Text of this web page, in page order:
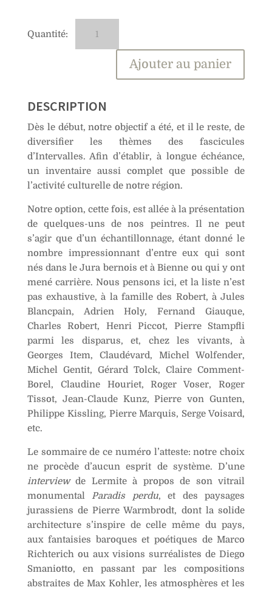
arts
I
Ajouter au panier
e
t
i
v
e
:
DESCRIPTION
Dès le début, notre objectif a été, et il le reste, de
diversifier les thèmes des fascicules
d’Intervalles. Afin d’établir, à longue échéance,
un inventaire aussi complet que possible de
l’activité culturelle de notre région.
Notre option, cette fois, est allée à la présentation
de quelques-uns de nos peintres. Il ne peut
s’agir que d’un échantillonnage, étant donné le
nombre impressionnant d’entre eux qui sont
nés dans le Jura bernois et à Bienne ou qui y ont
mené carrière. Nous pensons ici, et la liste n’est
pas exhaustive, à la famille des Robert, à Jules
Blancpain, Adrien Holy, Fernand Giauque,
Charles Robert, Henri Piccot, Pierre Stampfli
parmi les disparus, et, chez les vivants, à
Georges Item, Claudévard, Michel Wolfender,
Michel Gentit, Gérard Tolck, Claire Comment-
Borel, Claudine Houriet, Roger Voser, Roger
Tissot, Jean-Claude Kunz, Pierre von Gunten,
Philippe Kissling, Pierre Marquis, Serge Voisard,
etc.
Le sommaire de ce numéro l’atteste: notre choix
ne procède d’aucun esprit de système. D’une
interviewde Lermite à propos de son vitrail
monumentalParadis perdu, et des paysages
jurassiens de Pierre Warmbrodt, dont la solide
architecture s’inspire de celle même du pays,
aux fantaisies baroques et poétiques de Marco
Richterich ou aux visions surréalistes de Diego
Smaniotto, en passant par les compositions
abstraites de Max Kohler, les atmosphères et les